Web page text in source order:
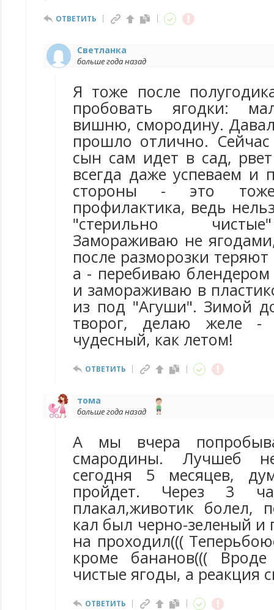
ОТВЕТИТЬ
Светланка
больше года назад
Я тоже после
пробовать ягодки:
вишню, смородину.
прошло отлично.
сын сам идет в сад,
всегда даже успеваем и
стороны - это тоже
профилактика, ведь
"стерильно
Замораживаю не
после разморозки
а - перебиваю
и замораживаю в
из под "Агуши". Зимой
творог, делаю желе -
чудесный, как летом!
ОТВЕТИТЬ
тома
больше года назад
А мы вчера
смародины. Лучшеб
сегодня 5 месяцев,
пройдет. Через 3
плакал,животик болел,
кал был черно-зеленый и
на проходил(((
кроме бананов(((
чистые ягоды, а реакция
ОТВЕТИТЬ